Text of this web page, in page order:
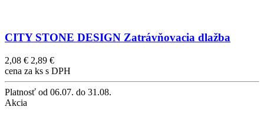
CITY STONE DESIGN Zatrávňovacia dlažba
2,08 € 2,89 €
cena za ks s DPH
Platnosť od 06.07. do 31.08.
Akcia